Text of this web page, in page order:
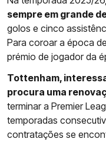
sempre em grande
golos e cinco
Para coroar a época
prémio de jogador da
Tottenham,
procura uma
terminar a Premier
temporadas
contratações se